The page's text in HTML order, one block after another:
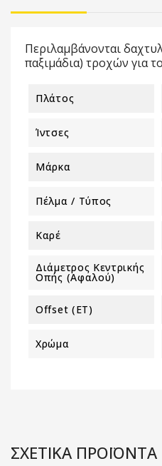
Περιλαμβάνονται
παξιμάδια) τροχών για
Πλάτος
Ίντσες
Μάρκα
Πέλμα / Τύπος
Καρέ
Διάμετρος Κεντρικής
Οπής (αφαλού)
Offset (ET)
Χρώμα
ΣΧΕΤΙΚΑ ΠΡΟΪΟΝΤΑ